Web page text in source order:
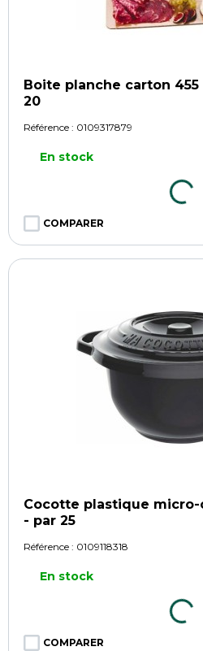
Boite planche carton 455
20
Référence : 0109317879
En stock
COMPARER
Cocotte plastique micro-
- par 25
Référence : 0109118318
En stock
COMPARER